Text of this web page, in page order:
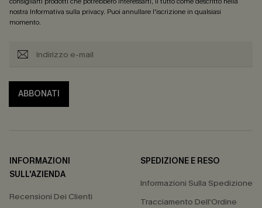
nostra Informativa sulla privacy. Puoi annullare l'iscrizione in qualsiasi
momento.
ABBONATI
INFORMAZIONI
SULL'AZIENDA
Recensioni Dei Clienti
SPEDIZIONE E RESO
Informazioni Sulla Spedizione
Tracciamento Dell'Ordine